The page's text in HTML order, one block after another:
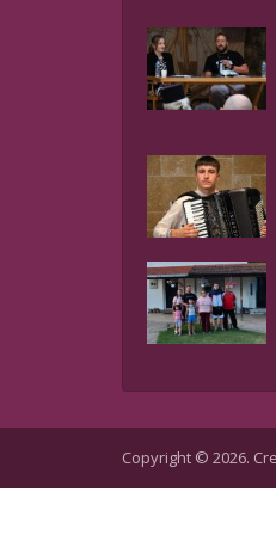
Copyright © 2026.